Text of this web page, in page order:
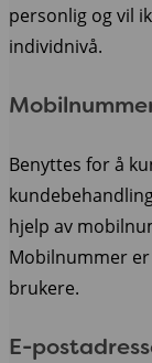
personlig og vil
individnivå.
Benyttes for å
hjelp av
Mobilnummer
brukere.
E-